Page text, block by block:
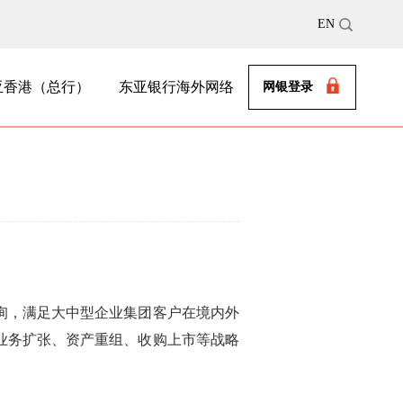
EN
港（总行） 东亚银行海外网络 网银登录
满足大中型企业集团客户在境内外
扩张、资产重组、收购上市等战略